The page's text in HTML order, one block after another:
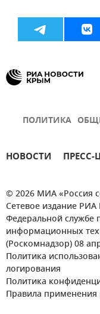
ПОЛИТИКА
НОВОСТИ ПРЕСС-
© 2026 МИА «Россия
Сетевое издание РИА
Федеральной службе
информационных
(Роскомнадзор) 08
Политика
логирования
Политика
Правила применения